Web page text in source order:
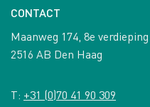
CONTACT
Maanweg 174, 8e verdieping
2516 AB Den Haag
T: +31 (0)70 41 90 309